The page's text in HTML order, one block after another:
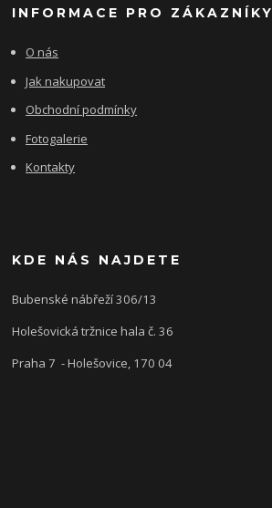
INFORMACE PRO ZÁKAZNÍKY
O nás
Jak nakupovat
Obchodní podmínky
Fotogalerie
Kontakty
KDE NÁS NAJDETE
Bubenské nábřeží 306/13
Holešovická tržnice hala č. 36
Praha 7 - Holešovice, 170 04